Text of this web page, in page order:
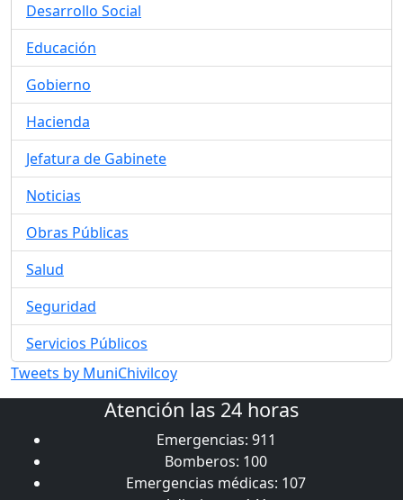
Desarrollo Social
Educación
Gobierno
Hacienda
Jefatura de Gabinete
Noticias
Obras Públicas
Salud
Seguridad
Servicios Públicos
Tweets by MuniChivilcoy
Atención las 24 horas
Emergencias: 911
Bomberos: 100
Emergencias médicas: 107